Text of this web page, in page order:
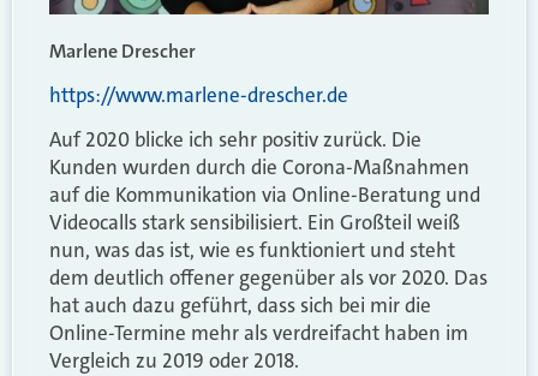
Marlene Drescher
https://www.marlene-drescher.de
Auf 2020 blicke ich sehr positiv zurück. Die
Kunden wurden durch die Corona-Maßnahmen
auf die Kommunikation via Online-Beratung und
Videocalls stark sensibilisiert. Ein Großteil weiß
nun, was das ist, wie es funktioniert und steht
dem deutlich offener gegenüber als vor 2020. Das
hat auch dazu geführt, dass sich bei mir die
Online-Termine mehr als verdreifacht haben im
Vergleich zu 2019 oder 2018.